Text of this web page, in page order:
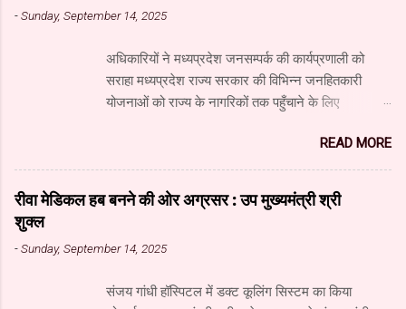
-Sunday, September 14, 2025
अधिकारियों ने मध्यप्रदेश जनसम्पर्क की कार्यप्रणाली को
सराहा मध्यप्रदेश राज्य सरकार की विभिन्न जनहितकारी
योजनाओं को राज्य के नागरिकों तक पहुँचाने के लिए
उपयोग कर रहा है। यहाँ पारंपरिक माध्यमों के साथ नवीनतम
डिजिटल और सोशल मीडिया का भी प्रभावी ढंग से उपयोग
किया जा रहा है। महाराष्ट्र सरकार के सूचना और जनसंपर्क
महानिदेशालय के वरिष्ठ अधिकारियों के अध्ययन दल ने
विभाग एवं माध्यम संस्थान के कार्यों की विस्तृत जानकारी प्राप्त
उपसंचालक (प्रशासन) श्री गोविंद अहंकारी, वरिष्ठ सहायक
READ MORE
रीवा मेडिकल हब बनने की ओर अग्रसर : उप मुख्यमंत्री श्री
शुक्ल
-Sunday, September 14, 2025
संजय गांधी हॉस्पिटल में डक्ट कूलिंग सिस्टम का किया